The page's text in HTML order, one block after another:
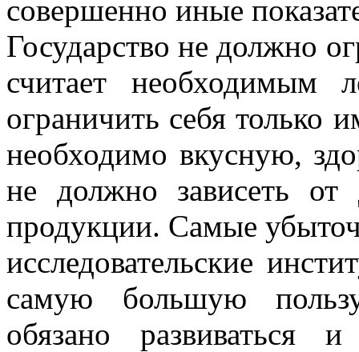
совершенно иные
Государство не должно
считает необходимым
ограничить себя
необходимо вкусную,
не должно зависеть от
продукции. Самые
исследовательские
самую большую пользу
обязано развиваться